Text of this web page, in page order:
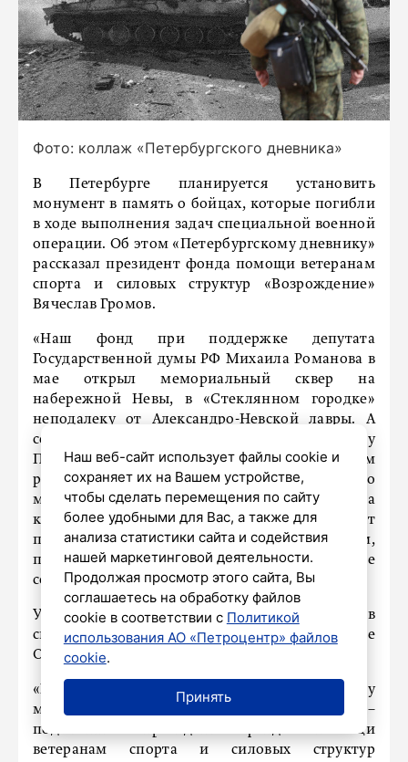
Фото: коллаж «Петербургского дневника»
В Петербурге планируется установить
монумент в память о бойцах, которые погибли
в ходе выполнения задач специальной военной
операции. Об этом «Петербургскому дневнику»
рассказал президент фонда помощи ветеранам
спорта и силовых структур «Возрождение»
Вячеслав Громов.
«Наш фонд при поддержке депутата
Государственной думы РФ Михаила Романова в
мае открыл мемориальный сквер на
набережной Невы, в «Стеклянном городке»
неподалеку от Александро-Невской лавры. А
сейчас мы готовим письмо к ректору
Петербургской академии художеств. Мы хотим
реализовать проект, в рамках которого
молодые скульпторы – ученики академии на
конкурсной основе разработали бы проект
памятника, посвященного всем воинам,
погибшим в СВО. В том числе тем, чьи имена не
сохранились», – сообщил Вячеслав Громов.
Установить этот памятник планируют там же, в
сквере «Стеклянного городка» на проспекте
Обуховской обороны.
«Мы хотим обеспечить этому проекту
максимальную общественную поддержку», –
подытожил президент фонда помощи
ветеранам спорта и силовых структур
Наш веб-сайт использует файлы cookie и
сохраняет их на Вашем устройстве,
чтобы сделать перемещения по сайту
более удобными для Вас, а также для
анализа статистики сайта и содействия
нашей маркетинговой деятельности.
Продолжая просмотр этого сайта, Вы
соглашаетесь на обработку файлов
cookie в соответствии с Политикой
использования АО «Петроцентр» файлов
cookie.
Принять